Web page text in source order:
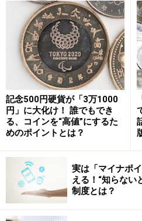
で整理していただきたい」と
会議には清家篤（前慶應義
教授）、細谷雄一（慶大教
授）ら男女3人ずつ計6人が
ました。
本著を執筆している2021年6
まとまっておらず、読者の参
安定継承を巡る二つ
題
皇位の安定的な継承のための
記念500円硬貨が「3万1000
円」に大化け！ 誰でもでき
る、コインを“高値”にするた
めのポイントとは？
実は「マイナポ
える！“知らない
制度とは？